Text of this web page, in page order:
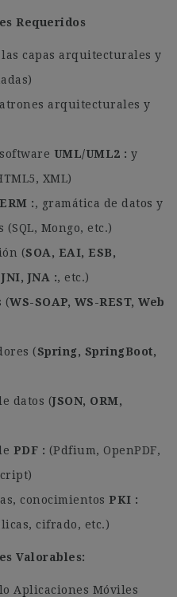
Requeridos
capas arquitecturales y
arquitecturales y
UML/UML2
y
XML)
ERM
, gramática de datos y
Mongo, etc.)
(SOA, EAI, ESB,
JNA
, etc.)
(WS-SOAP, WS-REST, Web
(Spring, SpringBoot,
datos (JSON, ORM,
PDF
(Pdfium, OpenPDF,
conocimientos PKI
cifrado, etc.)
Valorables:
Aplicaciones Móviles